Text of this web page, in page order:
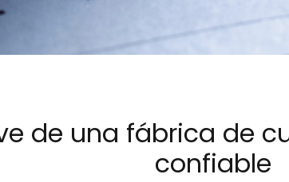
de una fábrica de
confiable